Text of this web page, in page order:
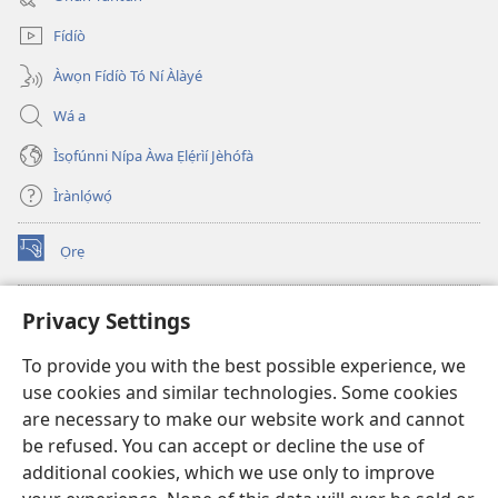
Privacy Settings
To provide you with the best possible experience, we
use cookies and similar technologies. Some cookies
are necessary to make our website work and cannot
be refused. You can accept or decline the use of
additional cookies, which we use only to improve
window)
Fídíò
Àwọn Fídíò Tó Ní Àlàyé
Wá a
Ìsọfúnni Nípa Àwa Ẹlẹ́rìí Jèhófà
Ìrànlọ́wọ́
Ọrẹ
(opens
new
ÀKÁ ÌWÉ ORÍ ÍŃTÁNẸ́Ẹ̀TÌ TI Watchtower™
(opens
window)JW Hub
(opens
new
window)JW Library
Watchtower Library ®